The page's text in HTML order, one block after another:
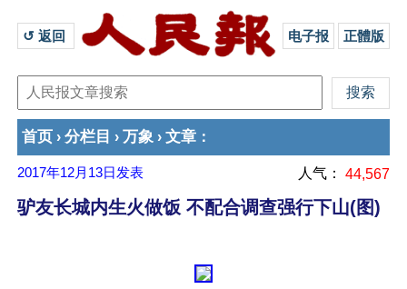
↺ 返回 电子报 正體版
首页 › 分栏目 › 万象 › 文章 ：
2017年12月13日 发表 人气： 44,567
驴友长城内生火做饭 不配合调查强行下山(图)